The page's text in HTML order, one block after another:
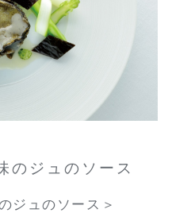
のジュのソース
ジュのソース＞